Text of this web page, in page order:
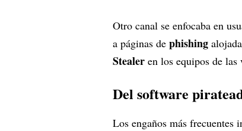
Otro canal se enfocaba en
a páginas de phishing
Stealer en los equipos de las
Del software
Los engaños más frecuentes